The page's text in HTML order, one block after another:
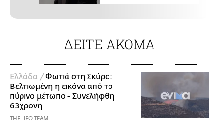
ΔΕΙΤΕ ΑΚΟΜΑ
Ελλάδα /Φωτιά στη Σκύρο:
Βελτιωμένη η εικόνα από το
πύρινο μέτωπο - Συνελήφθη
63χρονη
THE LIFO TEAM